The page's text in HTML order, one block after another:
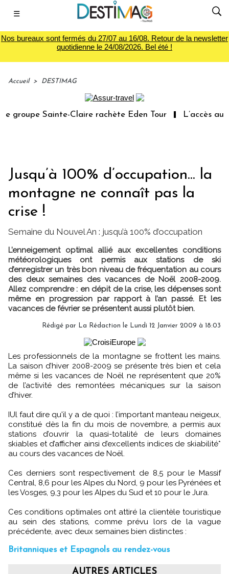
☰
Nos bureaux sont fermés du 27/07 au 16/08. Retour de la newsletter
quotidienne le 24/08/2026. Bel été !
Accueil > DESTIMAG
groupe Sainte-Claire rachète Eden Tour L’accès
Jusqu’à 100% d’occupation... la
montagne ne connaît pas la
crise !
Semaine du Nouvel An : jusqu’à 100% d’occupation
L’enneigement optimal allié aux excellentes conditions
météorologiques ont permis aux stations de ski
d’enregistrer un très bon niveau de fréquentation au cours
des deux semaines des vacances de Noël 2008-2009.
Allez comprendre : en dépit de la crise, les dépenses sont
même en progression par rapport à l’an passé. Et les
vacances de février se présentent aussi plutôt bien.
Rédigé par La Rédaction le Lundi 12 Janvier 2009 à 18:03
Les professionnels de la montagne se frottent les mains.
La saison d’hiver 2008-2009 se présente très bien et cela
même si les vacances de Noël ne représentent que 20%
de l’activité des remontées mécaniques sur la saison
d’hiver.
IUl faut dire qu'il y a de quoi : l’important manteau neigeux,
constitué dès la fin du mois de novembre, a permis aux
stations d’ouvrir la quasi-totalité de leurs domaines
skiables et d’afficher ainsi d’excellents indices de skiabilité*
au cours des vacances de Noël.
Ces derniers sont respectivement de 8,5 pour le Massif
Central, 8,6 pour les Alpes du Nord, 9 pour les Pyrénées et
les Vosges, 9,3 pour les Alpes du Sud et 10 pour le Jura.
Ces conditions optimales ont attiré la clientèle touristique
au sein des stations, comme prévu lors de la vague
précédente, avec deux semaines bien distinctes :
Britanniques et Espagnols au rendez-vous
AUTRES ARTICLES